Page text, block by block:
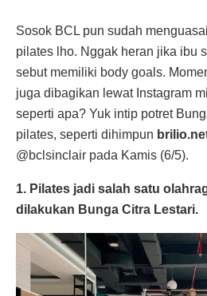
Sosok BCL pun sudah
pilates lho. Nggak heran jika ibu
sebut memiliki body goals.
juga dibagikan lewat Instagram
seperti apa? Yuk intip potret
pilates, seperti dihimpun
@bclsinclair pada Kamis (6/5).
1. Pilates jadi salah satu
dilakukan Bunga Citra Lestari.